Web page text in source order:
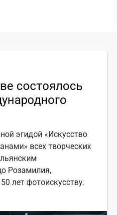
состоялось
эгидой «Искусство
всех творческих
Розамилия,
лет фотоискусству.